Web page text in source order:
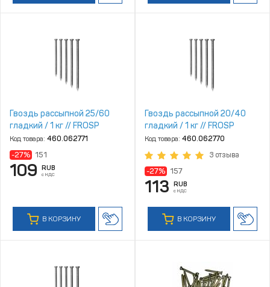
Гвоздь рассыпной 25/60
гладкий / 1 кг // FROSP
Код товара: 460.062771
-27% 151
109 RUB
с НДС
В КОРЗИНУ
Гвоздь рассыпной 20/40
гладкий / 1 кг // FROSP
Код товара: 460.062770
3 отзыва
-27% 157
113 RUB
с НДС
В КОРЗИНУ